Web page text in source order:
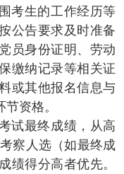
考生的工作经历等
公告要求及时准备
员身份证明、劳动
缴纳记录等相关证
或其他报名信息与
资格。
试最终成绩，从高
察人选（如最终成
绩得分高者优先。